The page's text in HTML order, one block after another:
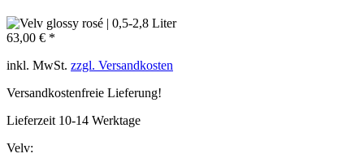
63,00 € *
inkl. MwSt. zzgl. Versandkosten
Versandkostenfreie Lieferung!
Lieferzeit 10-14 Werktage
Velv: